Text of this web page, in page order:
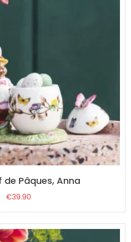
Pâques, Anna
€39.90